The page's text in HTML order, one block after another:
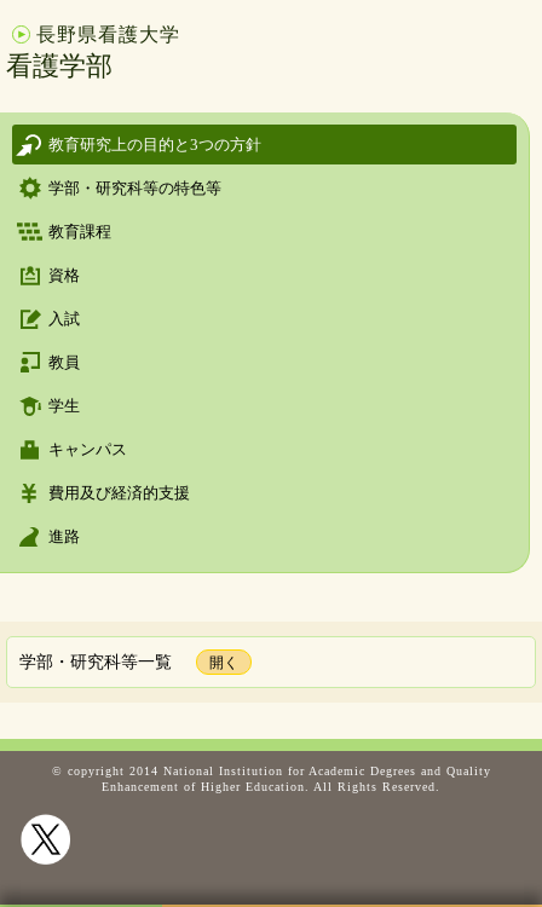
長野県看護大学
看護学部
教育研究上の目的と3つの方針
学部・研究科等の特色等
教育課程
資格
入試
教員
学生
キャンパス
費用及び経済的支援
進路
学部・研究科等一覧
© copyright 2014 National Institution for Academic Degrees and Quality
Enhancement of Higher Education. All Rights Reserved.